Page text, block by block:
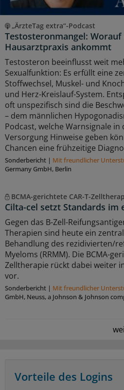
„ÄrzteTag extra“-Podcast
Testosteronmangel:
Hausarztpraxis ankommt
Testosteron beeinflusst weit
Sexualfunktion: Es erfüllt eine
Stoffwechsel, Muskel- und
und Herz-Kreislauf-System.
oft unspezifisch sind die
– dem männlichen
Podcast, welche Warnsignale
Versorgung Hinweise geben
Chancen eine frühzeitige
Sonderbericht | Mit freundlicher
Germany GmbH, Berlin
BCMA-gerichtete CAR-T-
Cilta-cel setzt Standards im
Gegen das B-Zell-
Therapien sind heute ein
Behandlung des rezidivierten/
Myeloms (RRMM). Die BCMA-
Zelltherapie rückt dabei weiter
vor.
Sonderbericht | Mit freundlicher
GmbH, Neuss, a Johnson & Johnson
Vorteile des Logins